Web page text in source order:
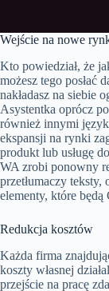
Wejście na nowe
Kto powiedział, że
możesz tego posłać
nakładasz na siebie
Asystentka oprócz
również innymi
ekspansji na rynki
produkt lub usługę
WA zrobi ponowny
przetłumaczy
elementy, które będą
Redukcja kosztów
Każda firma
koszty własnej
przejście na pracę